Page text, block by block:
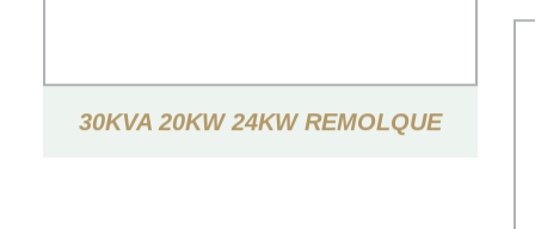
30KVA 20KW 24KW REMOLQUE